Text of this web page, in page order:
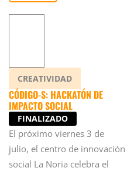
CREATIVIDAD
CÓDIGO-S: HACKATÓN DE
IMPACTO SOCIAL
FINALIZADO
El próximo viernes 3 de
julio, el centro de innovación
social La Noria celebra el